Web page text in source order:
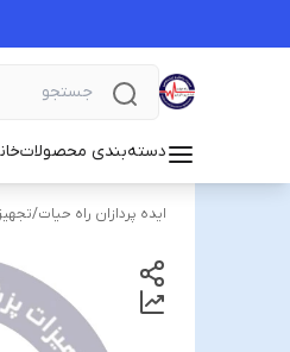
دسته‌بندی محصولات
ایده پردازان راه حیات/